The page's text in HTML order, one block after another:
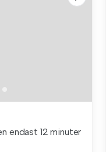
endast 12 minuter